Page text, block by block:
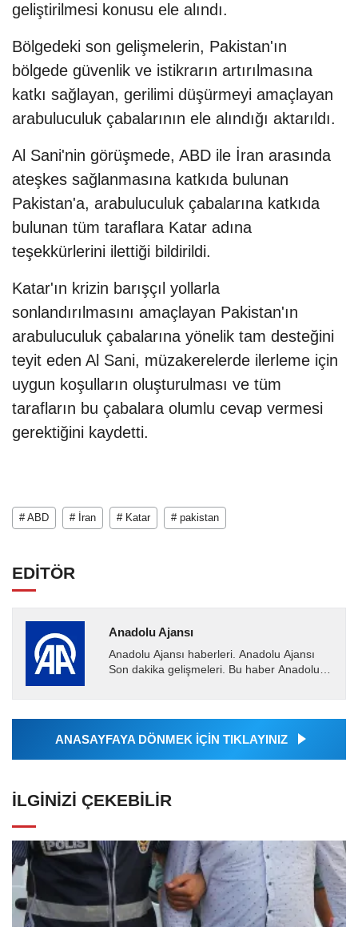
geliştirilmesi konusu ele alındı.
Bölgedeki son gelişmelerin, Pakistan'ın
bölgede güvenlik ve istikrarın artırılmasına
katkı sağlayan, gerilimi düşürmeyi amaçlayan
arabuluculuk çabalarının ele alındığı aktarıldı.
Al Sani'nin görüşmede, ABD ile İran arasında
ateşkes sağlanmasına katkıda bulunan
Pakistan'a, arabuluculuk çabalarına katkıda
bulunan tüm taraflara Katar adına
teşekkürlerini ilettiği bildirildi.
Katar'ın krizin barışçıl yollarla
sonlandırılmasını amaçlayan Pakistan'ın
arabuluculuk çabalarına yönelik tam desteğini
teyit eden Al Sani, müzakerelerde ilerleme için
uygun koşulların oluşturulması ve tüm
tarafların bu çabalara olumlu cevap vermesi
gerektiğini kaydetti.
# ABD # İran # Katar # pakistan
EDİTÖR
Anadolu Ajansı
Anadolu Ajansı haberleri. Anadolu Ajansı
Son dakika gelişmeleri. Bu haber Anadolu
Ajansı tarafından...
ANASAYFAYA DÖNMEK İÇİN TIKLAYINIZ
İLGINIZI ÇEKEBILIR